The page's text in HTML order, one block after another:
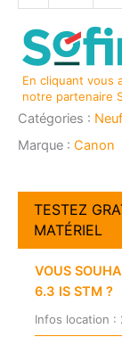
RF-
S
18-
150/3.5-
6.3
IS
En cliquant vous
notre partenaire
Catégories : Neuf
Marque : Canon
TESTEZ
MATÉRIEL
VOUS
6.3 IS STM ?
Infos location :